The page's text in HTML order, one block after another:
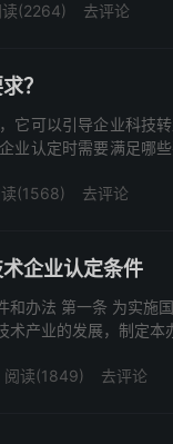
读(2264) 去评论
？
它可以引导企业科技
业认定时需要满足哪
(1568) 去评论
企业认定条件
和办法 第一条 为实施
产业的发展，制定本
阅读(1849) 去评论